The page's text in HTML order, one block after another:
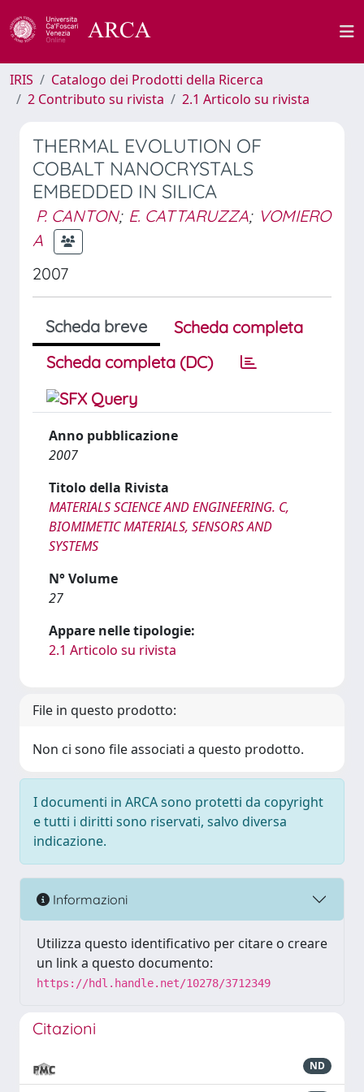
IRIS
Catalogo dei Prodotti della Ricerca
2 Contributo su rivista
2.1 Articolo su rivista
THERMAL EVOLUTION OF
COBALT NANOCRYSTALS
EMBEDDED IN SILICA
P. CANTON; E. CATTARUZZA; VOMIERO
A
2007
Scheda breve
Scheda completa
Scheda completa (DC)
Anno pubblicazione
2007
Titolo della Rivista
MATERIALS SCIENCE AND ENGINEERING. C,
BIOMIMETIC MATERIALS, SENSORS AND
SYSTEMS
N° Volume
27
Appare nelle tipologie:
2.1 Articolo su rivista
File in questo prodotto:
Non ci sono file associati a questo prodotto.
I documenti in ARCA sono protetti da copyright
e tutti i diritti sono riservati, salvo diversa
indicazione.
Informazioni
Utilizza questo identificativo per citare o creare
un link a questo documento:
https://hdl.handle.net/10278/3712349
Citazioni
ND